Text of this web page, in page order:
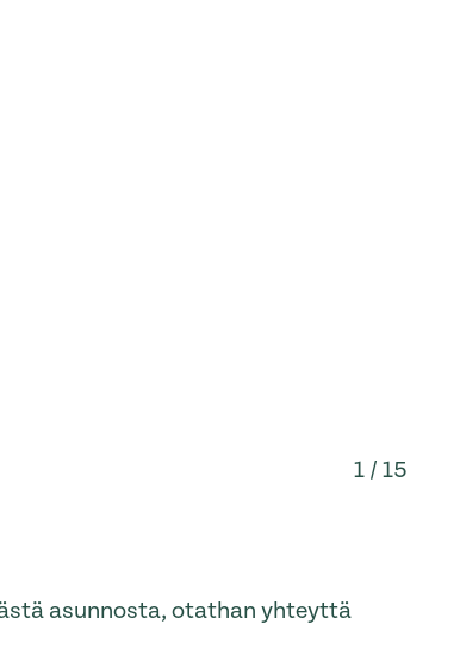
1 / 15
asunnosta, otathan yhteyttä